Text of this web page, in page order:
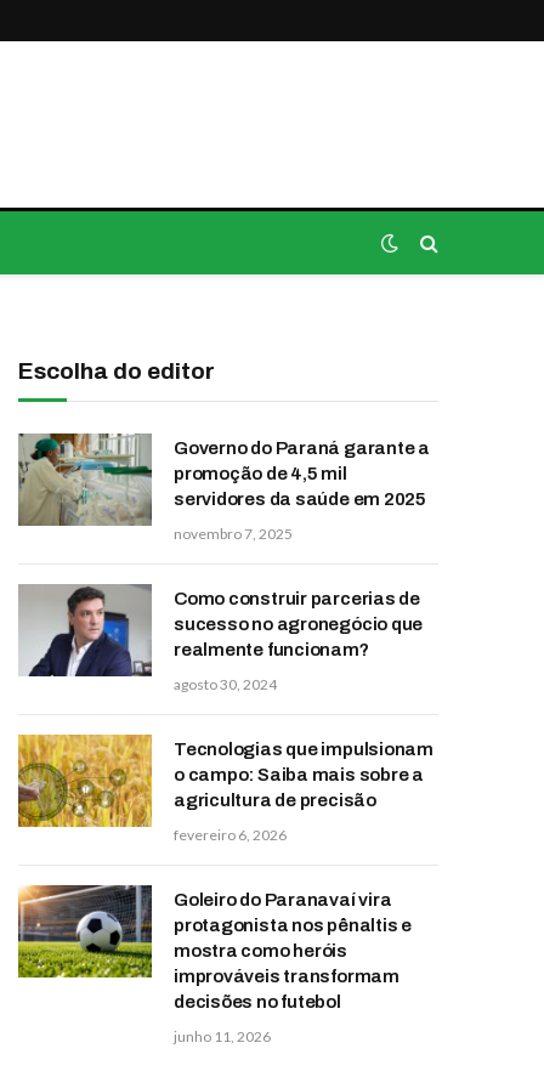
Escolha do editor
Governo do Paraná garante a
promoção de 4,5 mil
servidores da saúde em 2025
novembro 7, 2025
Como construir parcerias de
sucesso no agronegócio que
realmente funcionam?
agosto 30, 2024
Tecnologias que impulsionam
o campo: Saiba mais sobre a
agricultura de precisão
fevereiro 6, 2026
Goleiro do Paranavaí vira
protagonista nos pênaltis e
mostra como heróis
improváveis transformam
decisões no futebol
junho 11, 2026